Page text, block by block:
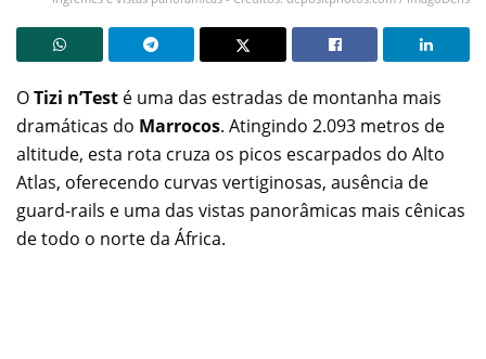
OTizi n’Test é uma das estradas de montanha mais
dramáticas do Marrocos. Atingindo 2.093 metros de
altitude, esta rota cruza os picos escarpados do Alto
Atlas, oferecendo curvas vertiginosas, ausência de
guard-rails e uma das vistas panorâmicas mais cênicas
de todo o norte da África.